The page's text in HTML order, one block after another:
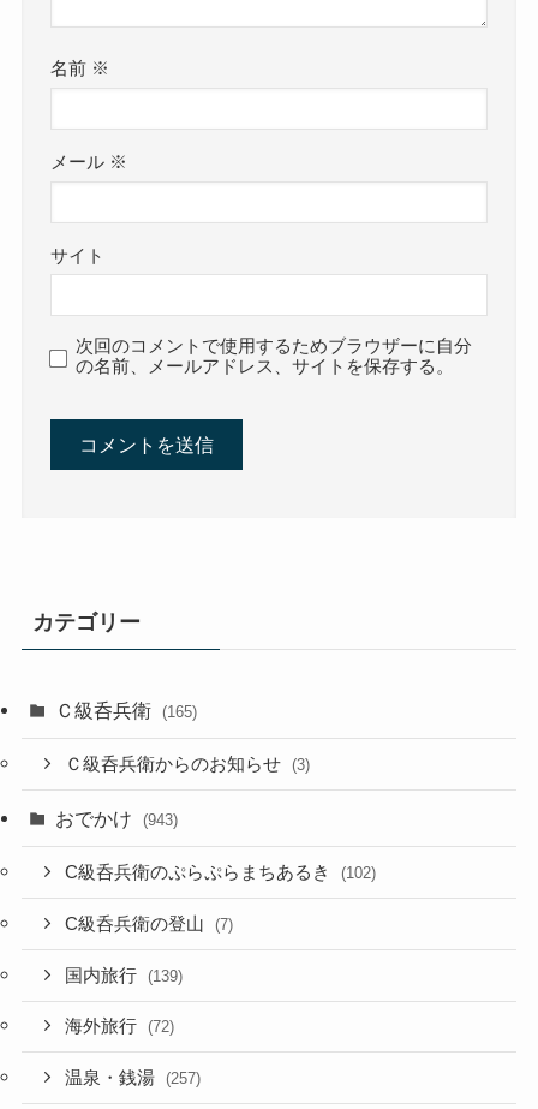
名前 ※
メール ※
サイト
次回のコメントで使用するためブラウザーに自分
の名前、メールアドレス、サイトを保存する。
カテゴリー
Ｃ級呑兵衛 (165)
Ｃ級呑兵衛からのお知らせ (3)
おでかけ (943)
C級呑兵衛のぷらぷらまちあるき (102)
C級呑兵衛の登山 (7)
国内旅行 (139)
海外旅行 (72)
温泉・銭湯 (257)